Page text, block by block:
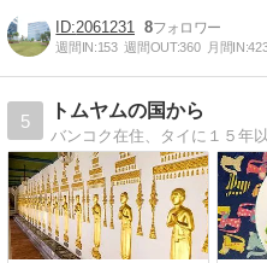
2061231 8
週間IN:153 週間OUT:360 月間IN:
5
トムヤムの国から